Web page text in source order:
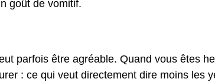
goût de vomitif.
parfois être agréable. Quand vous êtes
: ce qui veut directement dire moins les